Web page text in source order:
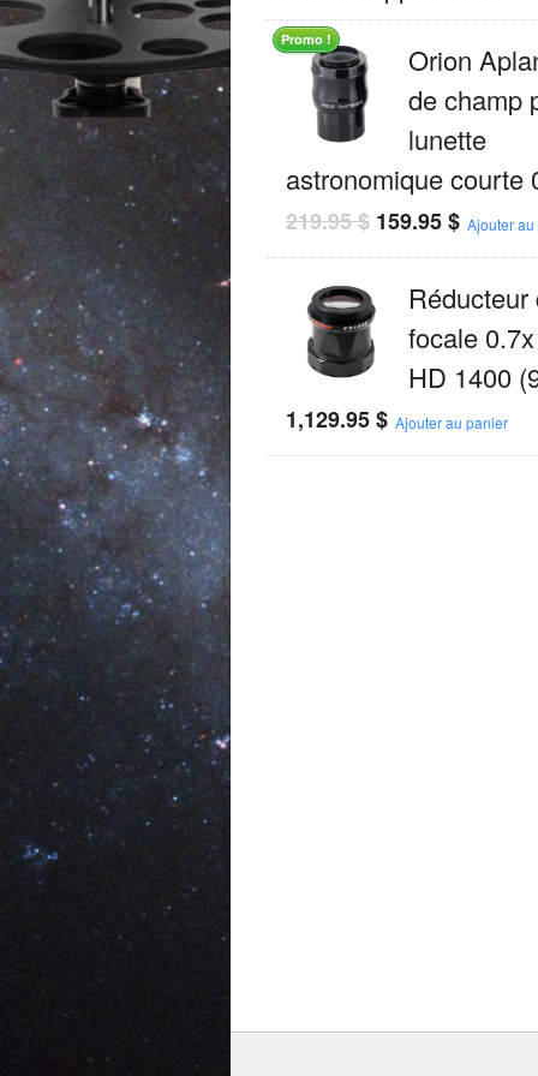
Promo !
Orion
de champ
lunette
astronomique courte
219.95$ 159.95$ Ajouter
Réducteur
focale
HD 1400
1,129.95$ Ajouter au panier